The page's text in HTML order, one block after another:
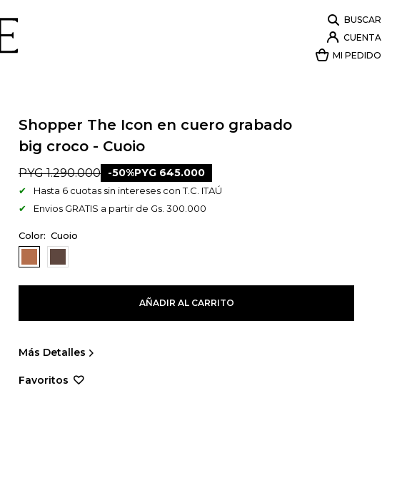
Shopper The Icon en cuero grabado
big croco - Cuoio
PYG 1.290.000 50 PYG 645.000
Hasta 6 cuotas sin intereses con T.C. ITAÚ
Envios GRATIS a partir de Gs. 300.000
Cuoio
AÑADIR AL CARRITO
Más Detalles